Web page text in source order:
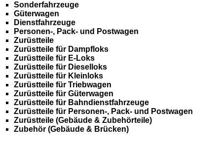
Sonderfahrzeuge
Güterwagen
Dienstfahrzeuge
Personen-, Pack- und Postwagen
Zurüstteile
Zurüstteile für Dampfloks
Zurüstteile für E-Loks
Zurüstteile für Dieselloks
Zurüstteile für Kleinloks
Zurüstteile für Triebwagen
Zurüstteile für Güterwagen
Zurüstteile für Bahndienstfahrzeuge
Zurüstteile für Personen-, Pack- und Postwagen
Zurüstteile (Gebäude & Zubehörteile)
Zubehör (Gebäude & Brücken)